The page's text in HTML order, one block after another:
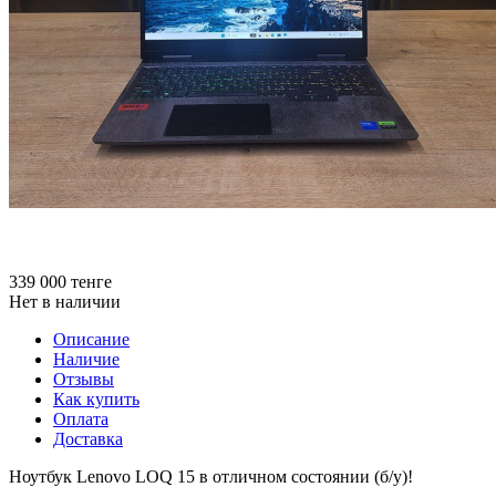
339 000 тенге
Нет в наличии
Описание
Наличие
Отзывы
Как купить
Оплата
Доставка
Ноутбук Lenovo LOQ 15 в отличном состоянии (б/у)!